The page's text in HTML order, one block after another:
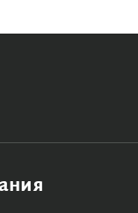
с любой
лучшие